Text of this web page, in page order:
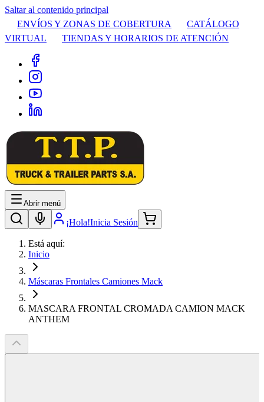
Saltar al contenido principal
ENVÍOS Y ZONAS DE COBERTURA
CATÁLOGO
VIRTUAL
TIENDAS Y HORARIOS DE ATENCIÓN
Abrir menú
¡Hola!Inicia Sesión
Está aquí:
Inicio
Máscaras Frontales Camiones Mack
MASCARA FRONTAL CROMADA CAMION MACK
ANTHEM